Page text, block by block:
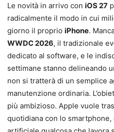
Le novità in arrivo con iOS 27
radicalmente il modo in cui
giorno il proprio iPhone.
WWDC 2026, il tradizionale
dedicato al software, e le
settimane stanno delineando
non si tratterà di un semplice
manutenzione ordinaria.
più ambizioso. Apple vuole
quotidiana con lo